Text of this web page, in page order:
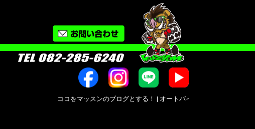
ココをマッスンのブログとする！ | オートバイ修理・カスタム・新車中古